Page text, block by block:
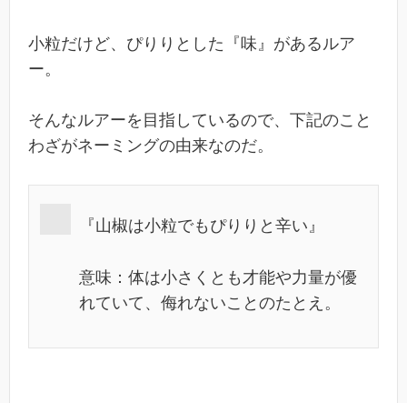
小粒だけど、ぴりりとした『味』があるルア
ー。
そんなルアーを目指しているので、下記のこと
わざがネーミングの由来なのだ。
『山椒は小粒でもぴりりと辛い』
意味：体は小さくとも才能や力量が優
れていて、侮れないことのたとえ。